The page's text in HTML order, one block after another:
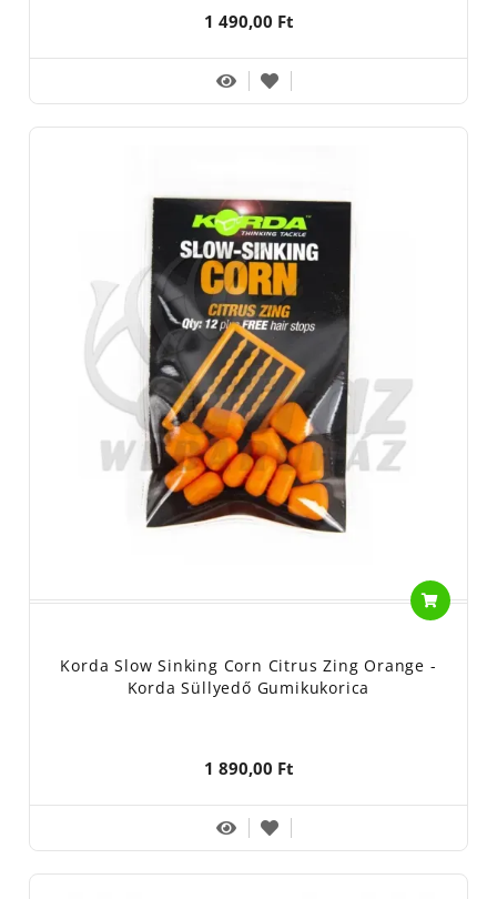
1 490,00 Ft
Korda Slow Sinking Corn Citrus Zing Orange -
Korda Süllyedő Gumikukorica
1 890,00 Ft